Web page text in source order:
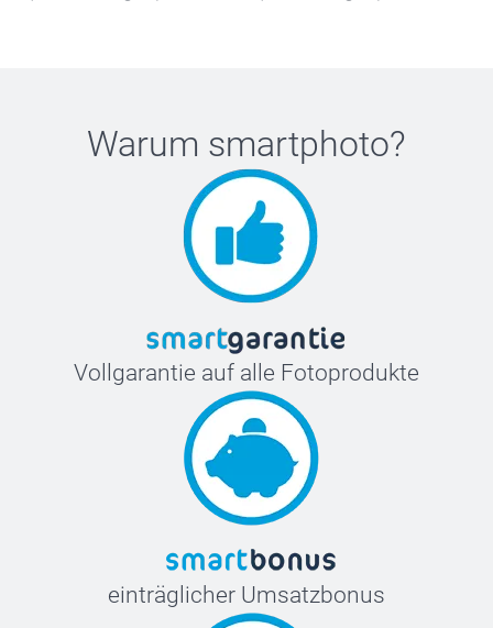
Warum smartphoto?
Vollgarantie auf alle Fotoprodukte
einträglicher Umsatzbonus